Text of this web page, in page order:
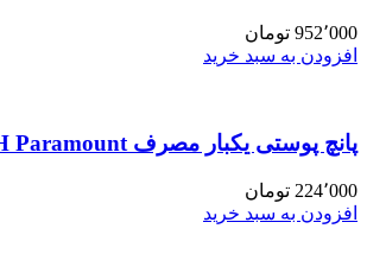
952٬000 تومان
افزودن به سبد خرید
پانچ پوستی یکبار مصرف 3m 3-PUNCH Paramount
224٬000 تومان
افزودن به سبد خرید